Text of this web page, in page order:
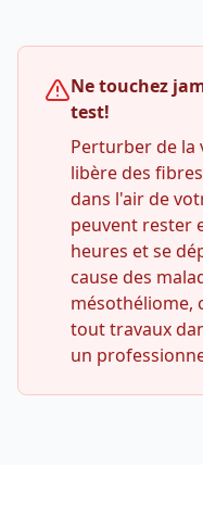
Ne touchez
test!
Perturber de la
libère des
dans l'air de
peuvent rester
heures et se
cause des
mésothéliome,
tout travaux
un